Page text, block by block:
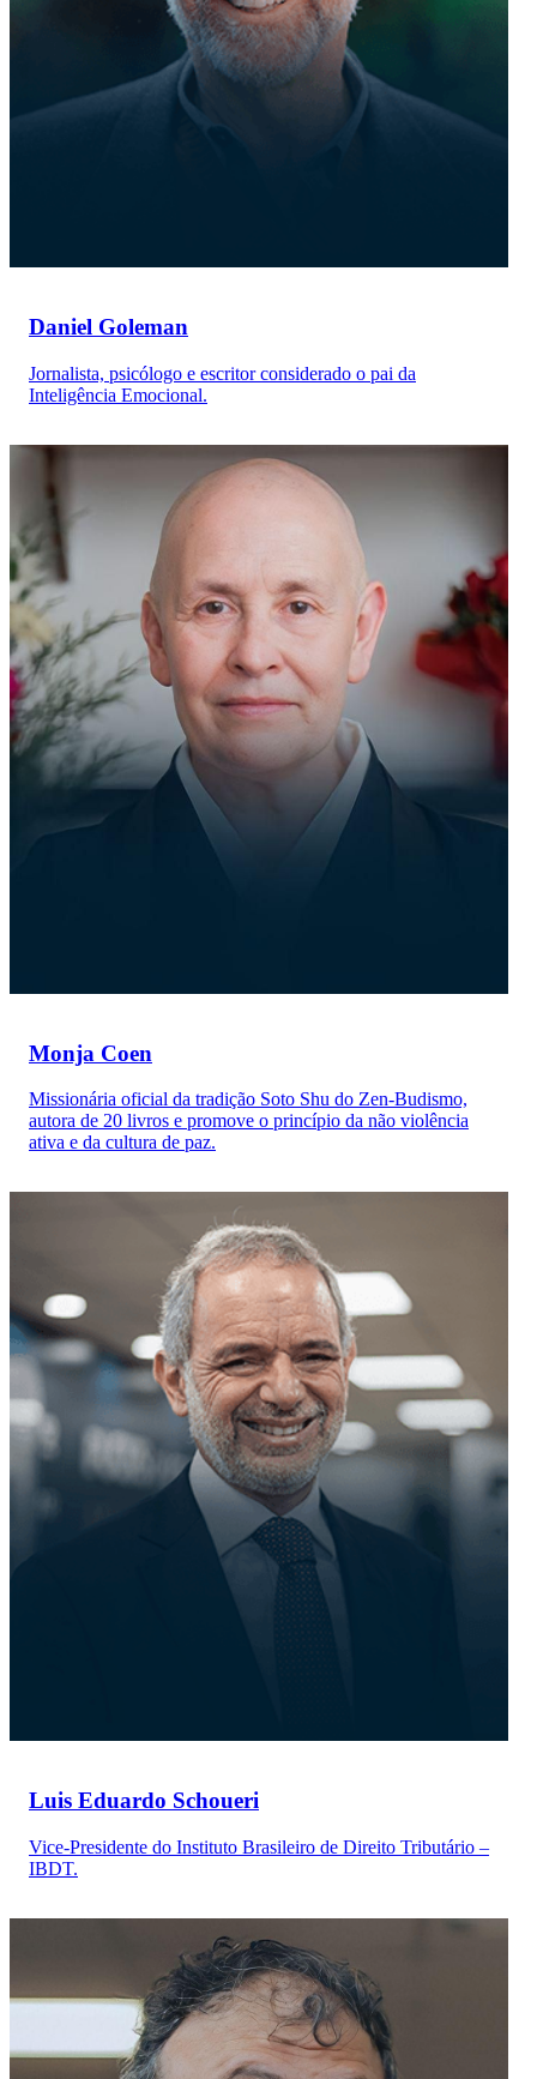
Daniel Goleman
Jornalista, psicólogo e escritor considerado o pai da
Inteligência Emocional.
Monja Coen
Missionária oficial da tradição Soto Shu do Zen-Budismo,
autora de 20 livros e promove o princípio da não violência
ativa e da cultura de paz.
Luis Eduardo Schoueri
Vice-Presidente do Instituto Brasileiro de Direito Tributário –
IBDT.